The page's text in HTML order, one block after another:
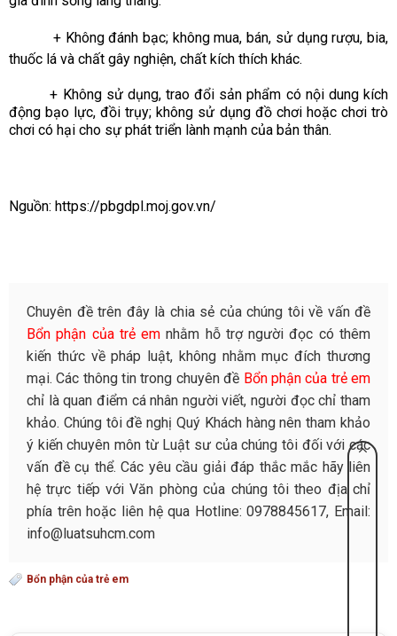
+ Không đánh bạc; không mua, bán, sử dụng rượu, bia,
thuốc lá và chất gây nghiện, chất kích thích khác.
+ Không sử dụng, trao đổi sản phẩm có nội dung kích
động bạo lực, đồi trụy; không sử dụng đồ chơi hoặc chơi trò
chơi có hại cho sự phát triển lành mạnh của bản thân.
Nguồn: https://pbgdpl.moj.gov.vn/
Chuyên đề trên đây là chia sẻ của chúng tôi về vấn đề
Bổn phận của trẻ em nhằm hỗ trợ người đọc có thêm
kiến thức về pháp luật, không nhằm mục đích thương
mại. Các thông tin trong chuyên đề Bổn phận của trẻ em
chỉ là quan điểm cá nhân người viết, người đọc chỉ tham
khảo. Chúng tôi đề nghị Quý Khách hàng nên tham khảo
ý kiến chuyên môn từ Luật sư của chúng tôi đối với các
vấn đề cụ thể. Các yêu cầu giải đáp thắc mắc hãy liên
hệ trực tiếp với Văn phòng của chúng tôi theo địa chỉ
phía trên hoặc liên hệ qua Hotline: 0978845617, Email:
info@luatsuhcm.com
Bổn phận của trẻ em